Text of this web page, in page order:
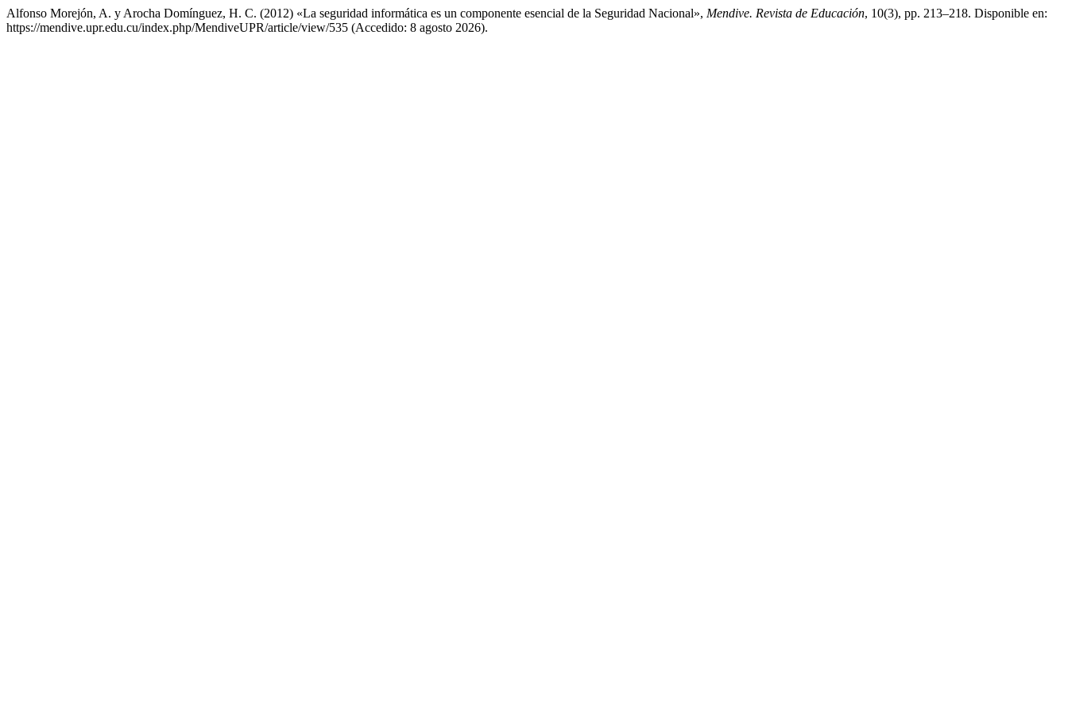
Alfonso Morejón, A. y Arocha Domínguez, H. C. (2012) «La seguridad informática es un componente esencial de la Seguridad Nacional», Mendive. Revista de Educación, 10(3), pp. 213–218. Disponible en:
https://mendive.upr.edu.cu/index.php/MendiveUPR/article/view/535 (Accedido: 8 agosto 2026).